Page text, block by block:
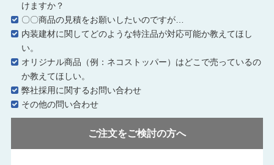
けますか？
〇〇商品の見積をお願いしたいのですが…
内装建材に関してどのような特注品が対応可能か教えてほし
い。
オリジナル商品（例：ネコストッパー）はどこで売っているの
か教えてほしい。
弊社採用に関するお問い合わせ
その他の問い合わせ
ご注文をご検討の方へ